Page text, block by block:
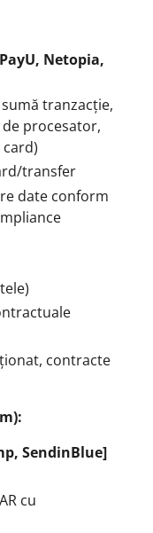
Netopia,
tranzacție,
procesator,
card)
transfer
date conform
contracte
SendinBlue]
cu